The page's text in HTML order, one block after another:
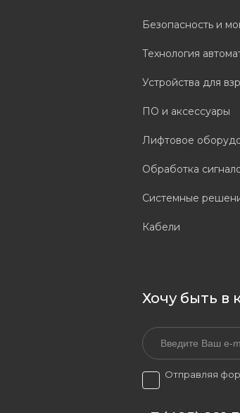
Безопасность и
Технология
Устройства для
ПО и аксессуары
Лифтовое
Обработка
Системные
Кабели
Хочу быть в
Отправляя